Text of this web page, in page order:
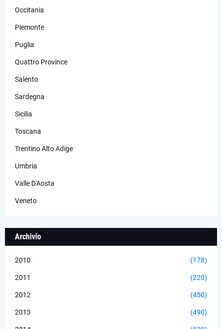
Occitania
Piemonte
Puglia
Quattro Province
Salento
Sardegna
Sicilia
Toscana
Trentino Alto Adige
Umbria
Valle D'Aosta
Veneto
Archivio
2010 (178)
2011 (220)
2012 (450)
2013 (490)